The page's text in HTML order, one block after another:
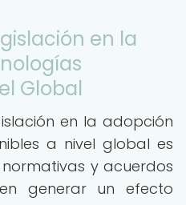
en la
Global
en la adopción
a nivel global es
y acuerdos
generar un efecto